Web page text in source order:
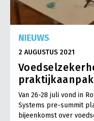
NIEUWS
2 AUGUSTUS 2021
praktijkaanpak
Van 26-28 juli vond in
Systems pre-summit
bijeenkomst over